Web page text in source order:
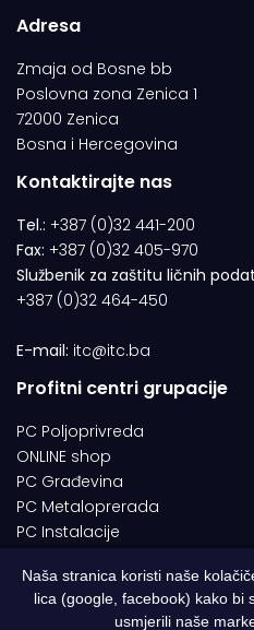
Adresa
Zmaja od Bosne bb
Poslovna zona Zenica 1
72000 Zenica
Bosna i Hercegovina
Kontaktirajte nas
Tel.: +387 (0)32 441-200
Fax: +387 (0)32 405-970
Službenik za zaštitu ličnih
+387 (0)32 464-450
E-mail: itc@itc.ba
Profitni centri grupacije
PC Poljoprivreda
ONLINE shop
PC Građevina
PC Metaloprerada
PC Instalacije
© 1994-2026 | ITC d.o.o. Zenica.
Naša stranica koristi naše
lica (google, facebook) kako bi
usmjerili naše